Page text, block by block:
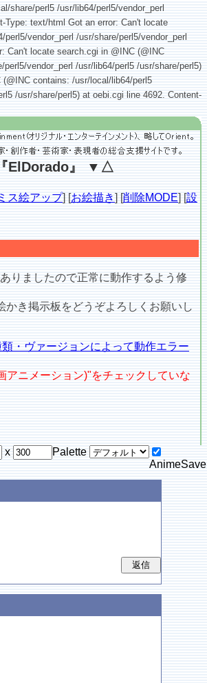
share/perl5 /usr/lib64/perl5/vendor_perl
Type: text/html Got an error: Can't locate
vendor_perl /usr/share/perl5/vendor_perl
Can't locate search.cgi in @INC (@INC
vendor_perl /usr/lib64/perl5 /usr/share/perl5)
contains: /usr/local/lib64/perl5
/usr/share/perl5) at oebi.cgi line 4692. Content-
ElDorado』 ▼△
ス絵アップ] [お絵描き] [削除MODE] [設
りましたので正常に動作するよう修
き掲示板をどうぞよろしくお願いし
・ヴァージョンによって動作エラー
ニメーション)"をチェックしていな
x
Palette
AnimeSave